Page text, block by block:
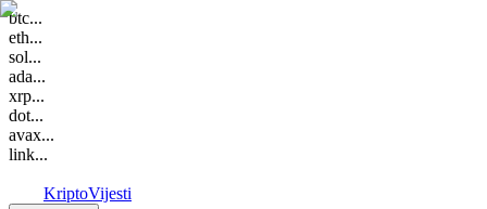
btc...
eth...
sol...
ada...
xrp...
dot...
avax...
link...
KriptoVijesti